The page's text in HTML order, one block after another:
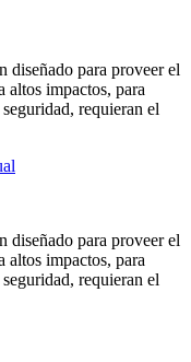
diseñado para proveer el
altos impactos, para
requieran el
diseñado para proveer el
altos impactos, para
requieran el